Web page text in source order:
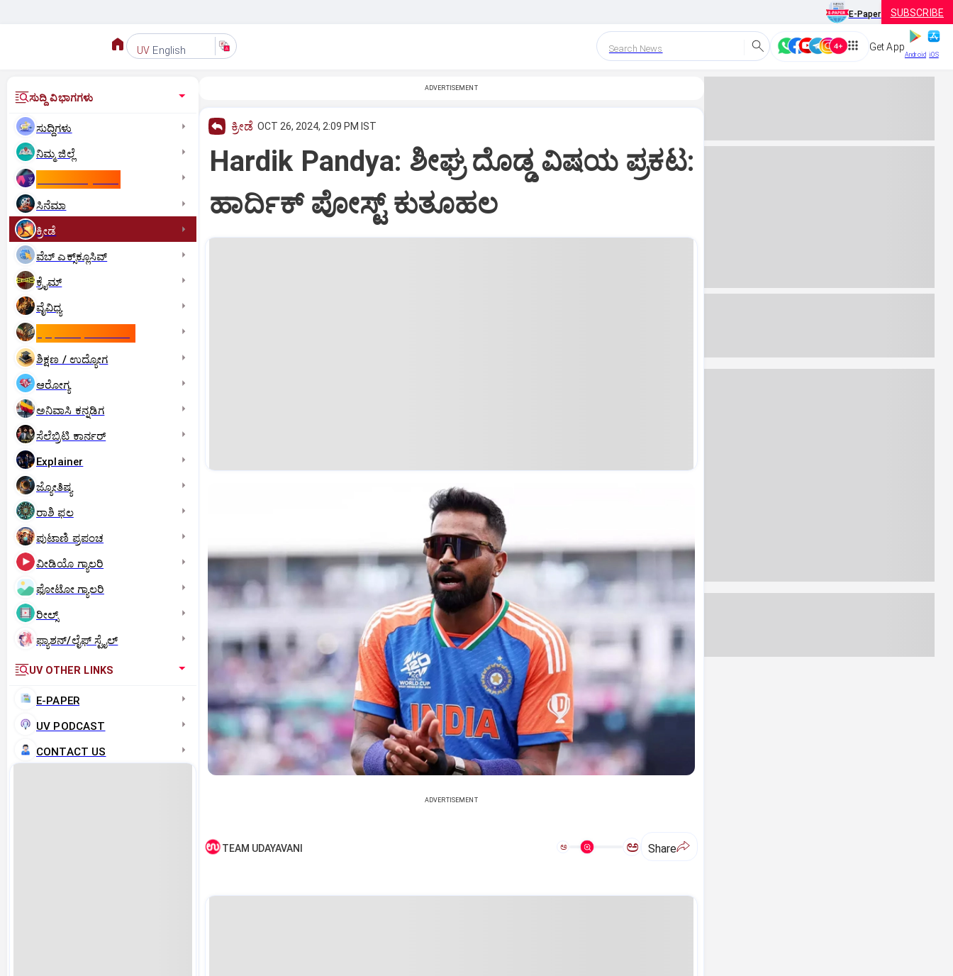
E-Paper SUBSCRIBE
UV English Search News Get App
Android iOS
ಸುದ್ದಿ ವಿಭಾಗಗಳು
ಸುದ್ದಿಗಳು
ನಿಮ್ಮ ಜಿಲ್ಲೆ
ಸಿನೆಮಾ
ಕ್ರೀಡೆ
ವೆಬ್ ಎಕ್ಸ್‌ಕ್ಲೂಸಿವ್
ಕ್ರೈಮ್
ವೈವಿಧ್ಯ
ಶಿಕ್ಷಣ / ಉದ್ಯೋಗ
ಆರೋಗ್ಯ
ಅನಿವಾಸಿ ಕನ್ನಡಿಗ
ಸೆಲೆಬ್ರಿಟಿ ಕಾರ್ನರ್‌
Explainer
ಜ್ಯೋತಿಷ್ಯ
ರಾಶಿ ಫಲ
ಪುಟಾಣಿ ಪ್ರಪಂಚ
ವೀಡಿಯೊ ಗ್ಯಾಲರಿ
ಫೋಟೋ ಗ್ಯಾಲರಿ
ರೀಲ್ಸ್
ಫ್ಯಾಶನ್/ಲೈಫ್‌ ಸ್ಟೈಲ್
UV OTHER LINKS
E-PAPER
UV PODCAST
CONTACT US
ADVERTISEMENT
ಕ್ರೀಡೆ OCT 26, 2024, 2:09 PM IST
Hardik Pandya: ಶೀಘ್ರ ದೊಡ್ಡ ವಿಷಯ ಪ್ರಕಟ:
ಹಾರ್ದಿಕ್‌ ಪೋಸ್ಟ್‌ ಕುತೂಹಲ
ADVERTISEMENT
TEAM UDAYAVANI ಅ ಅ Share